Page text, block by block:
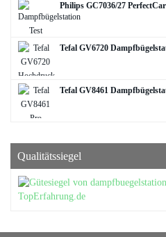
Philips GC7036/27
Tefal GV6720
Tefal GV8461
Qualitätssiegel